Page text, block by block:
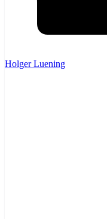
Holger Luening